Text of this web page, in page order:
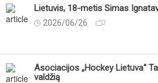
Lietuvis, 18-metis Simas
2026/06/26
Asociacijos „Hockey Lietuva“
valdžią